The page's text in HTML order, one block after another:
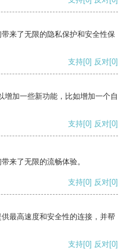
来了无限的隐私保护和安全性保
支持[0] 反对[0]
增加一些新功能，比如增加一个自
支持[0] 反对[0]
来了无限的流畅体验。
支持[0] 反对[0]
最高速度和安全性的连接，并帮
支持[0] 反对[0]